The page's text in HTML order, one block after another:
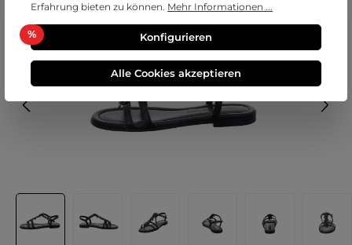
Bildergalerie überspringen
%Rabatt
Erfahrung bieten zu können. Mehr Informationen ...
Konfigurieren
Alle Cookies akzeptieren